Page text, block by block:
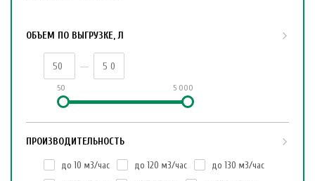
ОБЪЕМ ПО ВЫГРУЗКЕ, Л
50 5 000
ПРОИЗВОДИТЕЛЬНОСТЬ
до 10 м3/час до 120 м3/час
до 130 м3/час